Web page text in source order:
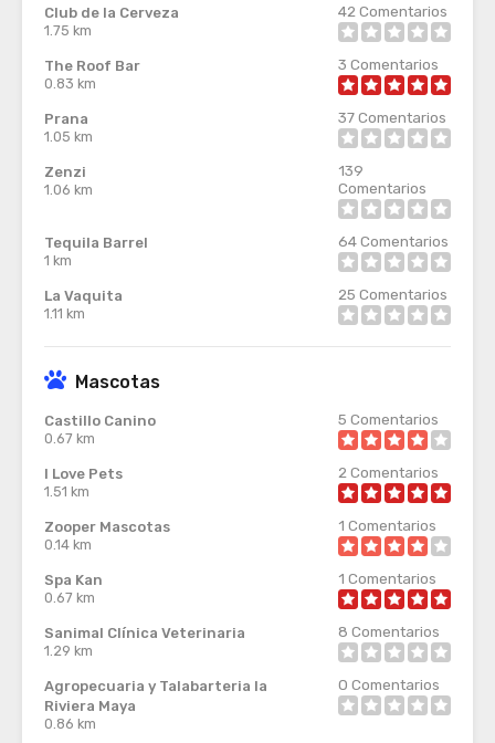
Club de la Cerveza
1.75 km
42 Comentarios
The Roof Bar
0.83 km
3 Comentarios
Prana
1.05 km
37Comentarios
Zenzi
1.06 km
139
Comentarios
Tequila Barrel
1 km
64Comentarios
La Vaquita
1.11 km
25 Comentarios
Mascotas
Castillo Canino
0.67 km
5 Comentarios
I Love Pets
1.51 km
2 Comentarios
Zooper Mascotas
0.14 km
1 Comentarios
Spa Kan
0.67 km
1 Comentarios
Sanimal Clínica Veterinaria
1.29 km
8 Comentarios
Agropecuaria y Talabarteria la
Riviera Maya
0.86 km
0 Comentarios